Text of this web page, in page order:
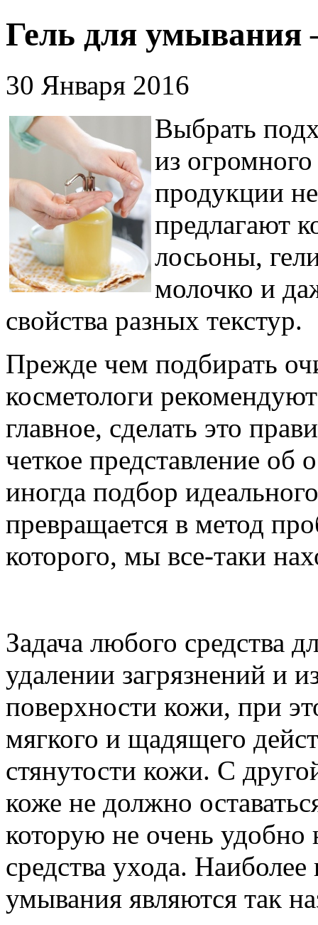
Гель для умывания
30 Января 2016
Выбрать
из
продукции
предлагают
лосьоны,
молочко и
свойства разных текстур.
Прежде чем подбирать
косметологи
главное, сделать это
четкое представление об
иногда подбор
превращается в метод
которого, мы все-таки
Задача любого средства
удалении загрязнений и
поверхности кожи, при
мягкого и щадящего
стянутости кожи. С
коже не должно
которую не очень удобно
средства ухода.
умывания являются так